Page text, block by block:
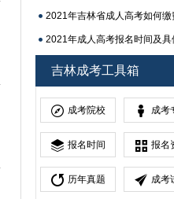
2021年吉林省成人高考如何缴
2021年成人高考报名时间及具
吉林省成人教育高起本考试科目
吉林成考工具箱
成考院校 成考
报名时间 报名
历年真题 成考